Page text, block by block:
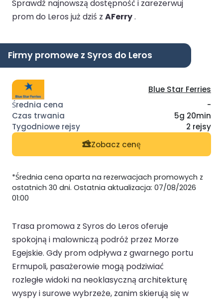
Sprawdź najnowszą dostępność i zarezerwuj
prom do Leros już dziś z AFerry.
Firmy promowe z Syros do Leros
Blue Star Ferries
-
5g 20min
2 rejsy
Zobacz cenę
*Średnia cena oparta na rezerwacjach promowych z
ostatnich 30 dni. Ostatnia aktualizacja: 07/08/2026
01:00
Trasa promowa z Syros do Leros oferuje
spokojną i malowniczą podróż przez Morze
Egejskie. Gdy prom odpływa z gwarnego portu
Ermupoli, pasażerowie mogą podziwiać
rozległe widoki na neoklasyczną architekturę
wyspy i surowe wybrzeże, zanim skierują się w